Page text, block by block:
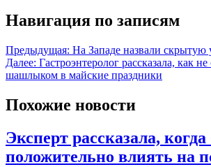
Навигация по записям
Предыдущая: На Западе назвали скрытую
Далее: Гастроэнтеролог рассказала, как не
шашлыком в майские праздники
Похожие новости
Эксперт рассказала,
положительно влиять на